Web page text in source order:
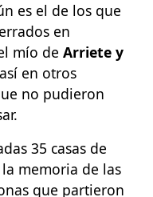
es el de los que
en
mío de Arriete y
en otros
no pudieron
35 casas de
memoria de las
que partieron